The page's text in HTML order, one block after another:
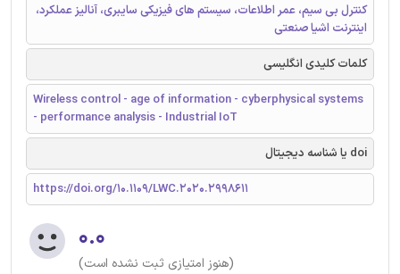
کنترل بی سیم، عمر اطلاعات، سیستم های فیزیکی سایبری، آنالیز عملکرد،
اینترنت اشیا صنعتی
کلمات کلیدی انگلیسی
Wireless control - age of information - cyberphysical systems
- performance analysis - Industrial IoT
doi یا شناسه دیجیتال
https://doi.org/10.1109/LWC.2020.2998611
۰.۰
(هنوز امتیازی ثبت نشده است)